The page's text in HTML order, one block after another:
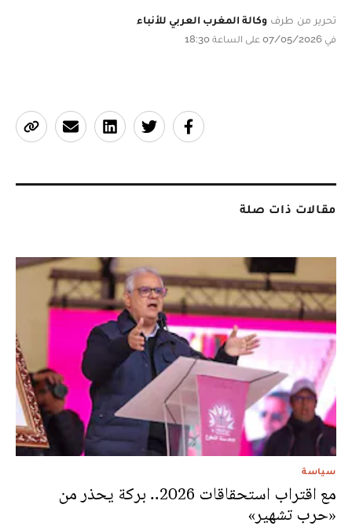
تحرير من طرف وكالة المغرب العربي للأنباء
في 07/05/2026 على الساعة 18:30
مقالات ذات صلة
سياسة
مع اقتراب استحقاقات 2026.. بركة يحذر من
«حرب تشهير»